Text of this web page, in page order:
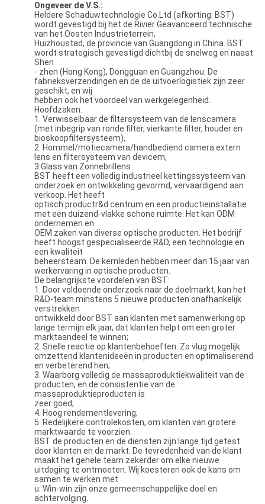
Ongeveer de V.S.:
Heldere Schaduwtechnologie Co.Ltd (afkorting: BST)
wordt gevestigd bij het de Rivier Geavanceerd technische
van het Oosten Industrieterrein,
Huizhoustad, de provincie van Guangdong in China. BST
wordt strategisch gevestigd dichtbij de snelweg en naast
Shen
- zhen (Hong Kong), Dongguan en Guangzhou. De
fabrieksverzendingen en de de uitvoerlogistiek zijn zeer
geschikt, en wij
hebben ook het voordeel van werkgelegenheid.
Hoofdzaken:
1. Verwisselbaar de filtersysteem van de lenscamera
(met inbegrip van ronde filter, vierkante filter, houder en
bioskoopfiltersysteem),
2. Hommel/motiecamera/handbediend camera extern
lens en filtersysteem van devicem,
3.Glass van Zonnebrillens
BST heeft een volledig industrieel kettingssysteem van
onderzoek en ontwikkeling gevormd, vervaardigend aan
verkoop. Het heeft
optisch productr&d centrum en een productieinstallatie
met een duizend-vlakke schone ruimte. Het kan ODM
ondernemen en
OEM zaken van diverse optische producten. Het bedrijf
heeft hoogst gespecialiseerde R&D, een technologie en
een kwaliteit
beheersteam. De kernleden hebben meer dan 15 jaar van
werkervaring in optische producten.
De belangrijkste voordelen van BST:
1. Door voldoende onderzoek naar de doelmarkt, kan het
R&D-team minstens 5 nieuwe producten onafhankelijk
verstrekken
ontwikkeld door BST aan klanten met samenwerking op
lange termijn elk jaar, dat klanten helpt om een groter
marktaandeel te winnen;
2. Snelle reactie op klantenbehoeften. Zo vlug mogelijk
omzettend klantenideeën in producten en optimaliserend
en verbeterend hen;
3. Waarborg volledig de massaproduktiekwaliteit van de
producten, en de consistentie van de
massaproduktieproducten is
zeer goed;
4. Hoog rendementlevering;
5. Redelijkere controlekosten, om klanten van grotere
marktwaarde te voorzien.
BST de producten en de diensten zijn lange tijd getest
door klanten en de markt. De tevredenheid van de klant
maakt het gehele team zekerder om elke nieuwe
uitdaging te ontmoeten. Wij koesteren ook de kans om
samen te werken met
u: Win-win zijn onze gemeenschappelijke doel en
achtervolging.